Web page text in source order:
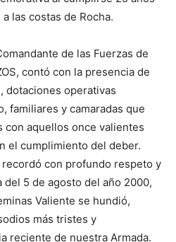
las costas de Rocha.
de las Fuerzas de
contó con la presencia de
dotaciones operativas
familiares y camaradas que
aquellos once valientes
el cumplimiento del deber.
con profundo respeto y
del 5 de agosto del año 2000,
Valiente se hundió,
más tristes y
reciente de nuestra Armada.